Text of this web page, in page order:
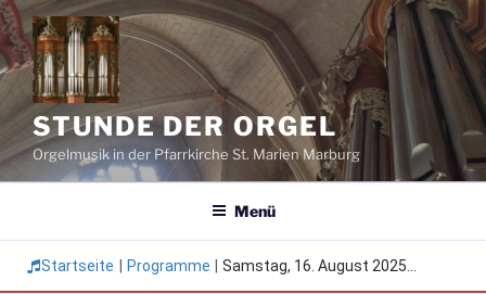
Zum
Inhalt
springen
STUNDE DER ORGEL
Orgelmusik in der Pfarrkirche St. Marien Marburg
Menü
Startseite Programme Samstag, 16. August 2025...